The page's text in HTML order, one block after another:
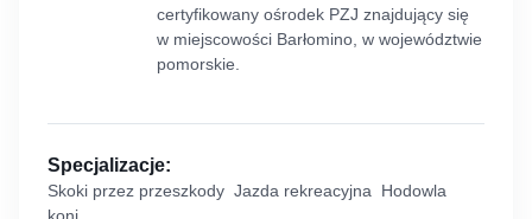
certyfikowany ośrodek PZJ znajdujący się
w miejscowości Barłomino, w województwie
pomorskie.
Specjalizacje:
Skoki przez przeszkody Jazda rekreacyjna Hodowla
koni